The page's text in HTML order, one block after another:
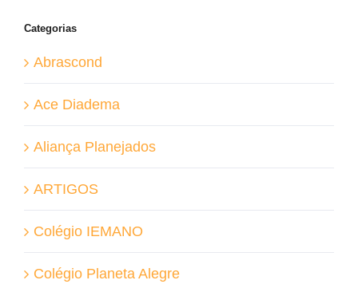
Categorias
Abrascond
Ace Diadema
Aliança Planejados
ARTIGOS
Colégio IEMANO
Colégio Planeta Alegre